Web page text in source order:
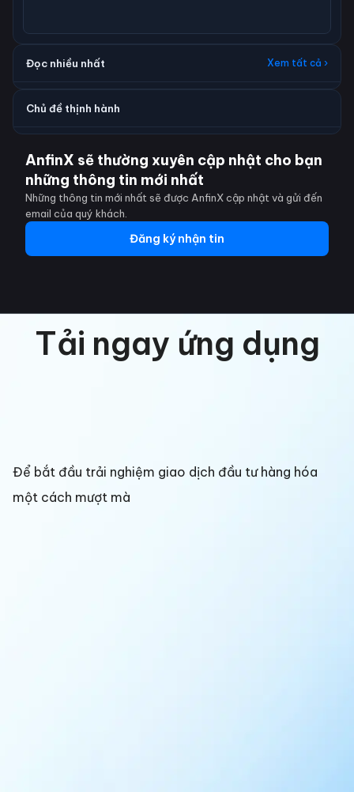
Đọc nhiều nhất Xem tất cả ›
Chủ đề thịnh hành
AnfinX sẽ thường xuyên cập nhật cho bạn
những thông tin mới nhất
Những thông tin mới nhất sẽ được AnfinX cập nhật và gửi đến
email của quý khách.
Đăng ký nhận tin
Tải ngay ứng dụng
Để bắt đầu trải nghiệm giao dịch đầu tư hàng hóa
một cách mượt mà